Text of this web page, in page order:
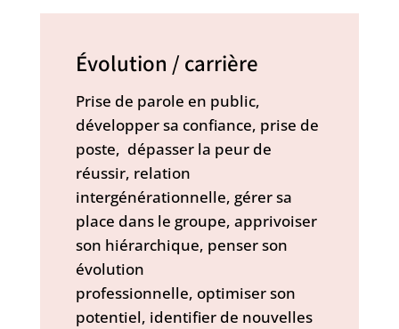
Évolution / carrière
Prise de parole en public,
développer sa confiance, prise de
poste, dépasser la peur de
réussir, relation
intergénérationnelle, gérer sa
place dans le groupe, apprivoiser
son hiérarchique, penser son
évolution
professionnelle, optimiser son
potentiel, identifier de nouvelles